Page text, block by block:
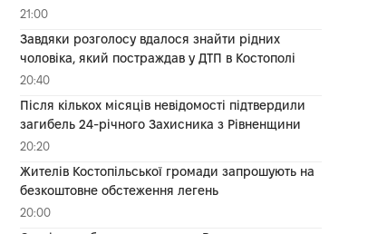
21:00
Завдяки розголосу вдалося знайти рідних
чоловіка, який постраждав у ДТП в Костополі
20:40
Після кількох місяців невідомості підтвердили
загибель 24-річного Захисника з Рівненщини
20:20
Жителів Костопільської громади запрошують на
безкоштовне обстеження легень
20:00